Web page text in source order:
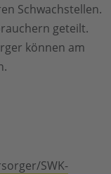
Schwachstellen.
geteilt.
können am
SWK-